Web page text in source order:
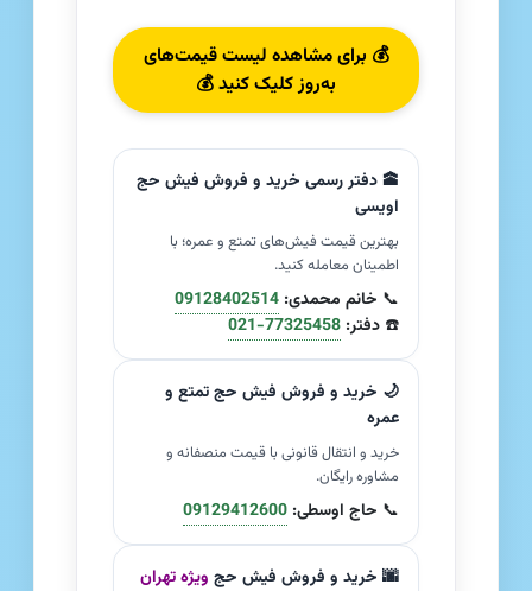
💰 برای مشاهده لیست قیمت‌های
به‌روز کلیک کنید 💰
🕋 دفتر رسمی خرید و فروش فیش حج
اویسی
بهترین قیمت فیش‌های تمتع و عمره؛ با
اطمینان معامله کنید.
📞 خانم محمدی: 09128402514
☎️ دفتر: 021-77325458
🌙 خرید و فروش فیش حج تمتع و
عمره
خرید و انتقال قانونی با قیمت منصفانه و
مشاوره رایگان.
📞 حاج اوسطی: 09129412600
🌆 خرید و فروش فیش حج ویژه تهران